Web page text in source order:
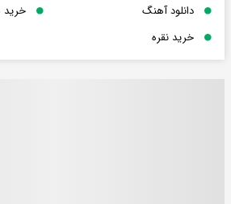
دانلود آهنگ
خرید
خرید نقره